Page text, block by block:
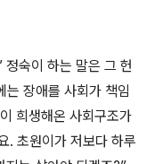
정숙이 하는 말은 그 헌
는 장애를 사회가 책임
희생해온 사회구조가
. 초원이가 저보다 하루